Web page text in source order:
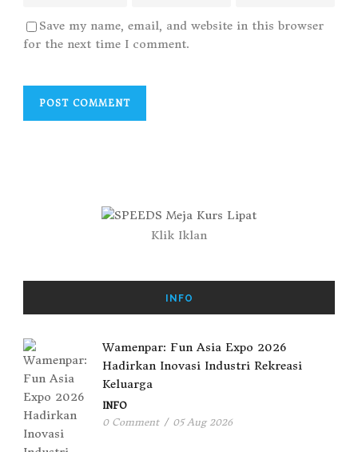
Save my name, email, and website in this browser
for the next time I comment.
Klik Iklan
INFO
Wamenpar: Fun Asia Expo 2026
Hadirkan Inovasi Industri Rekreasi
Keluarga
INFO
0 Comment / 05 Aug 2026